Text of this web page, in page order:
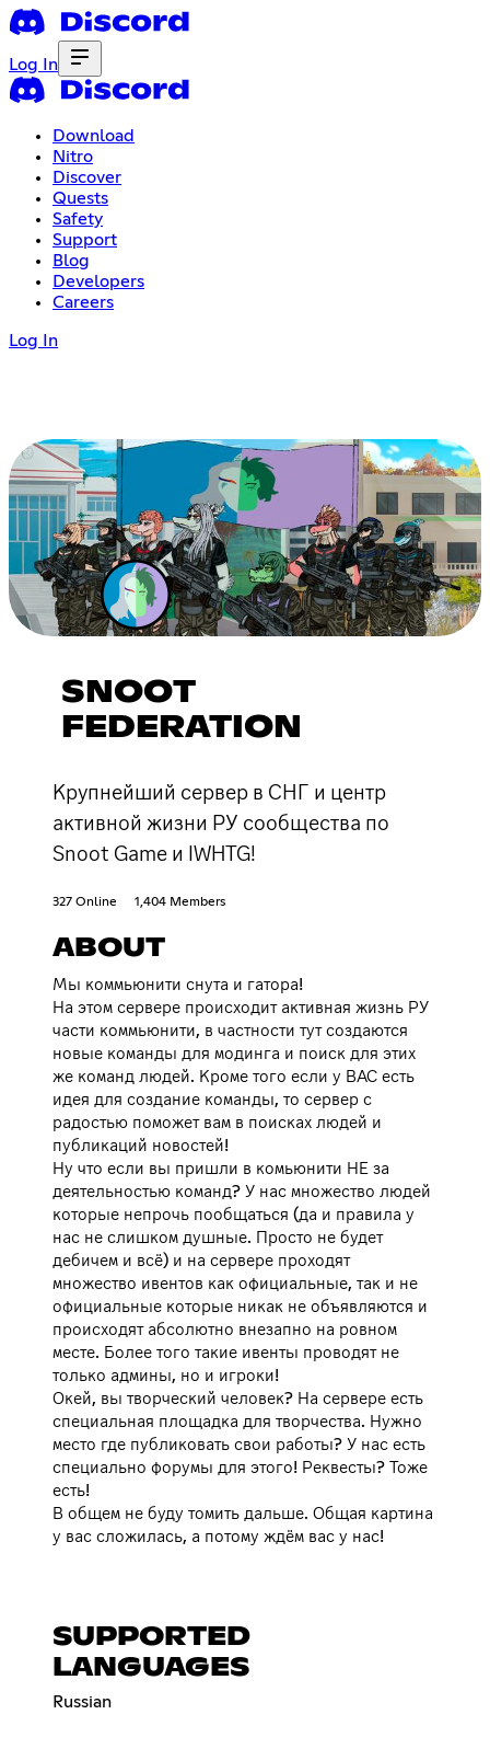
Log In
Download
Nitro
Discover
Quests
Safety
Support
Blog
Developers
Careers
Log In
SNOOT
FEDERATION
Крупнейший сервер в СНГ и центр
активной жизни РУ сообщества по
Snoot Game и IWHTG!
327 Online 1,404 Members
ABOUT
Мы коммьюнити снута и гатора!
На этом сервере происходит активная жизнь РУ
части коммьюнити, в частности тут создаются
новые команды для модинга и поиск для этих
же команд людей. Кроме того если у ВАС есть
идея для создание команды, то сервер с
радостью поможет вам в поисках людей и
публикаций новостей!
Ну что если вы пришли в комьюнити НЕ за
деятельностью команд? У нас множество людей
которые непрочь пообщаться (да и правила у
нас не слишком душные. Просто не будет
дебичем и всё) и на сервере проходят
множество ивентов как официальные, так и не
официальные которые никак не объявляются и
происходят абсолютно внезапно на ровном
месте. Более того такие ивенты проводят не
только админы, но и игроки!
Окей, вы творческий человек? На сервере есть
специальная площадка для творчества. Нужно
место где публиковать свои работы? У нас есть
специально форумы для этого! Реквесты? Тоже
есть!
В общем не буду томить дальше. Общая картина
у вас сложилась, а потому ждём вас у нас!
SUPPORTED
LANGUAGES
Russian